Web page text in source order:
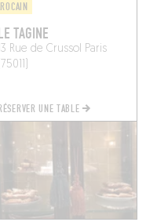
TAGINE
13 Rue de Crussol Paris
(75011)
UNE TABLE